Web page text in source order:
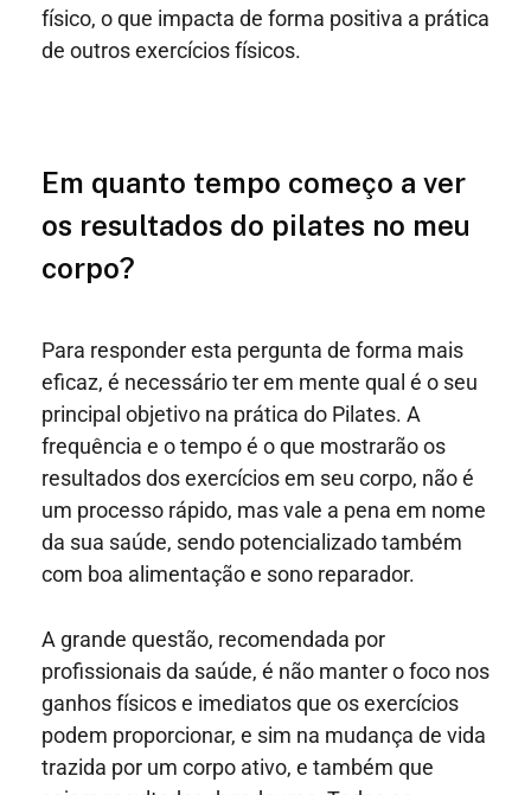
físico, o que impacta de forma positiva a prática
de outros exercícios físicos.
Em quanto tempo começo a ver
os resultados do pilates no meu
corpo?
Para responder esta pergunta de forma mais
eficaz, é necessário ter em mente qual é o seu
principal objetivo na prática do Pilates. A
frequência e o tempo é o que mostrarão os
resultados dos exercícios em seu corpo, não é
um processo rápido, mas vale a pena em nome
da sua saúde, sendo potencializado também
com boa alimentação e sono reparador.
A grande questão, recomendada por
profissionais da saúde, é não manter o foco nos
ganhos físicos e imediatos que os exercícios
podem proporcionar, e sim na mudança de vida
trazida por um corpo ativo, e também que